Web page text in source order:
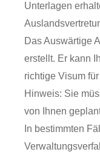
Unterlagen
Das Auswärtige
erstellt. Er kann
richtige Visum
Hinweis: Sie
von Ihnen
In bestimmten